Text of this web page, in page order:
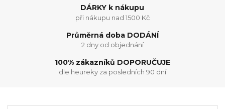
DÁRKY k nákupu
při nákupu nad 1500 Kč
Průměrná doba DODÁNÍ
2 dny od objednání
100% zákazníků DOPORUČUJE
dle heureky za posledních 90 dní